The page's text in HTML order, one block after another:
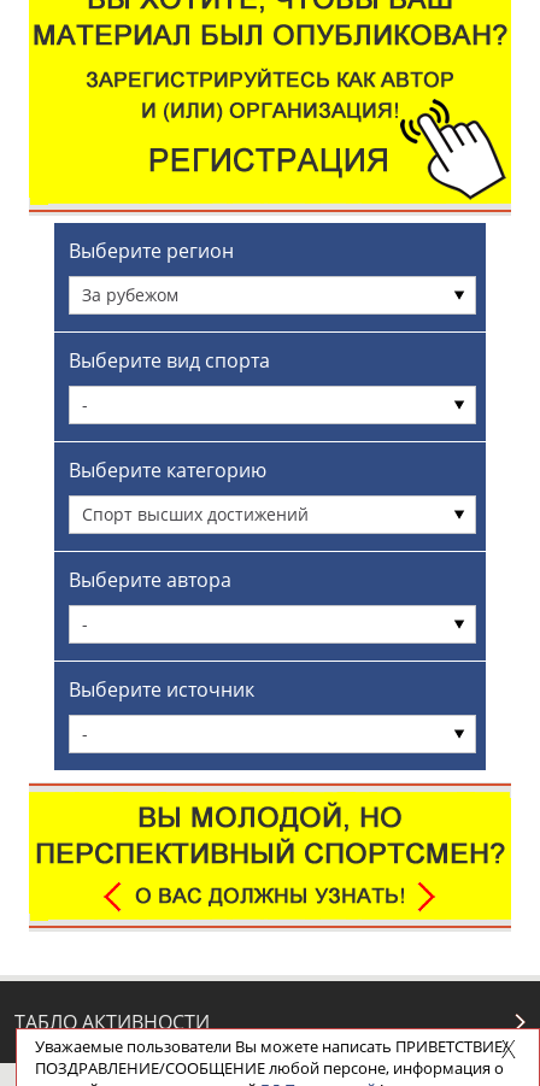
Выберите регион
За рубежом
Выберите вид спорта
-
Выберите категорию
Спорт высших достижений
Выберите автора
-
Выберите источник
-
ТАБЛО АКТИВНОСТИ
Уважаемые пользователи Вы можете написать ПРИВЕТСТВИЕ/
ПОЗДРАВЛЕНИЕ/СООБЩЕНИЕ любой персоне, информация о